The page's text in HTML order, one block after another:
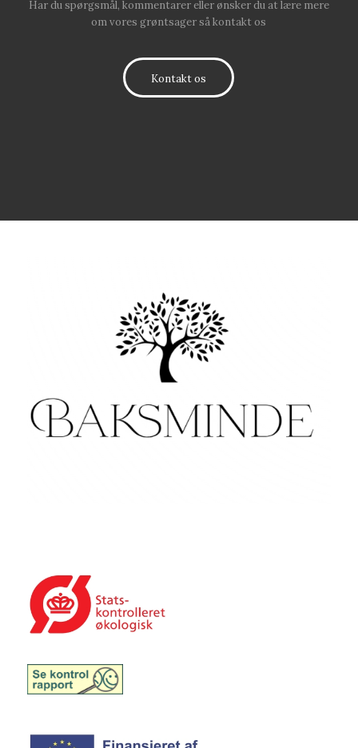
Har du spørgsmål, kommentarer eller ønsker du at lære mere
om vores grøntsager så kontakt os
Kontakt os